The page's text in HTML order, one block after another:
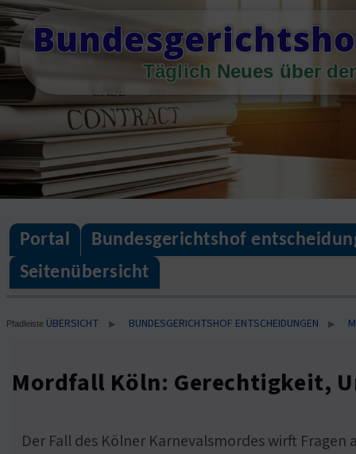
Skip
to
content
Täglich Neues über
Portal Bundesgerichtshof
Seitenübersicht
Pfadleiste ÜBERSICHT ▶ BUNDESGERICHTSHOF ENTSCHEIDUNGEN ▶
Mordfall Köln: Gerechtigkeit,
Der Fall des Kölner Karnevalsmordes wirft Fragen